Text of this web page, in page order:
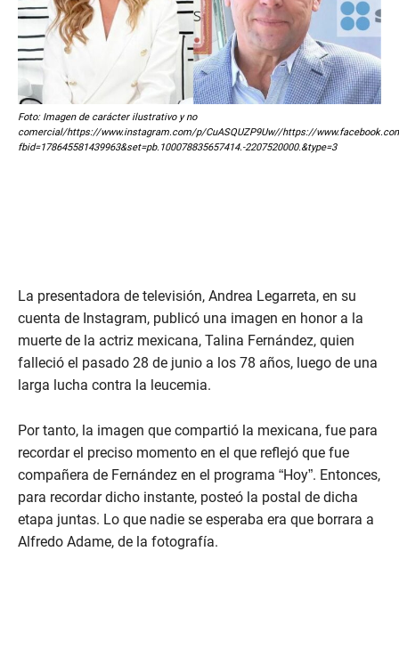
Foto: Imagen de carácter ilustrativo y no
comercial/https://www.instagram.com/p/CuASQUZP9Uw//https://
fbid=178645581439963&set=pb.100078835657414.-2207520000.&type=3
La presentadora de televisión, Andrea Legarreta, en su
cuenta de Instagram, publicó una imagen en honor a la
muerte de la actriz mexicana, Talina Fernández, quien
falleció el pasado 28 de junio a los 78 años, luego de una
larga lucha contra la leucemia.
Por tanto, la imagen que compartió la mexicana, fue para
recordar el preciso momento en el que reflejó que fue
compañera de Fernández en el programa “Hoy”. Entonces,
para recordar dicho instante, posteó la postal de dicha
etapa juntas. Lo que nadie se esperaba era que borrara a
Alfredo Adame, de la fotografía.